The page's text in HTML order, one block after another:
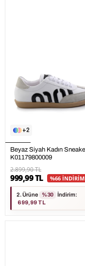
2
Beyaz Siyah Kadın Sneaker
K01179800009
2.899,90 TL
999,99 TL %66 İNDİRİM
2. Ürüne %30 İndirim:
699,99 TL